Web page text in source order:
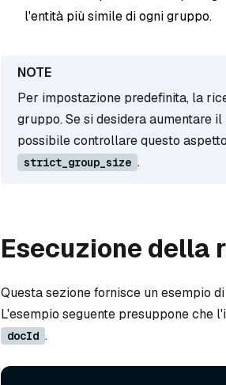
l'entità più simile di ogni gruppo.
Per impostazione predefinita, la
gruppo. Se si desidera aumentare
possibile controllare questo
strict_group_size .
Esecuzione della
Questa sezione fornisce un esempio
L'esempio seguente presuppone che
docId .